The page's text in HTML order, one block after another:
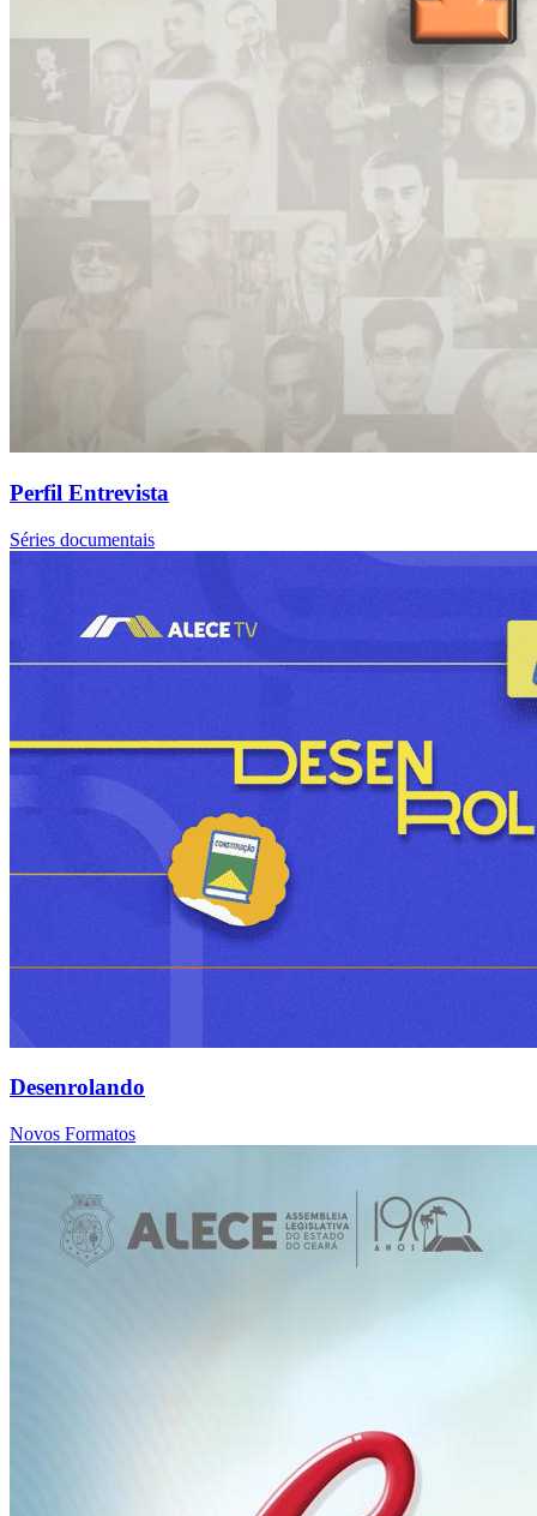
Perfil Entrevista
Séries documentais
Desenrolando
Novos Formatos